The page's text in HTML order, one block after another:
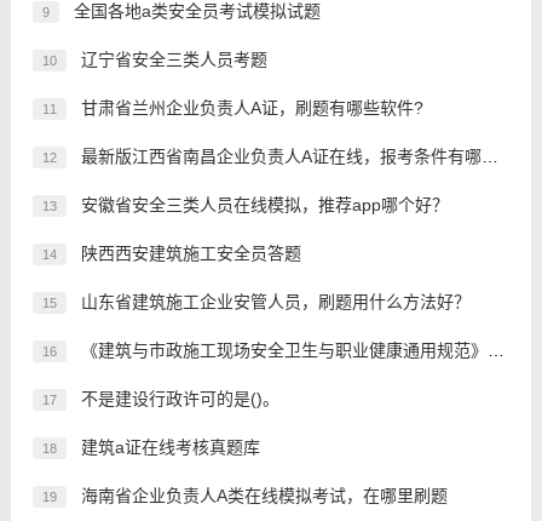
9 全国各地a类安全员考试模拟试题
10 辽宁省安全三类人员考题
11 甘肃省兰州企业负责人A证，刷题有哪些软件?
12 最新版江西省南昌企业负责人A证在线，报考条件有哪些？
13 安徽省安全三类人员在线模拟，推荐app哪个好？
14 陕西西安建筑施工安全员答题
15 山东省建筑施工企业安管人员，刷题用什么方法好？
16 《建筑与市政施工现场安全卫生与职业健康通用规范》第3.1.2条规定，施工现场应当合理设置、安全生产宣传标语和标牌，标牌设置应()。
17 不是建设行政许可的是()。
18 建筑a证在线考核真题库
19 海南省企业负责人A类在线模拟考试，在哪里刷题